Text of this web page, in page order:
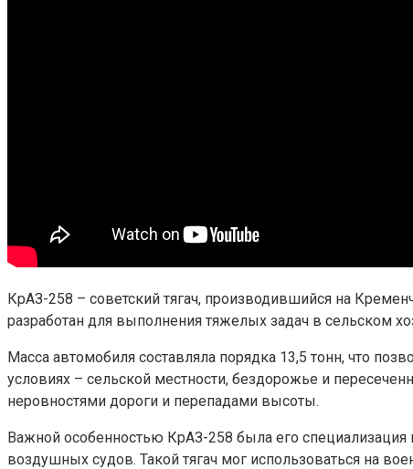
КрАЗ-258 – советский тягач, производившийся на
разработан для выполнения тяжелых задач в сельском
Масса автомобиля составляла порядка 13,5 тонн, что
условиях – сельской местности, бездорожье и
неровностями дороги и перепадами высоты.
Важной особенностью КрАЗ-258 была его
воздушных судов. Такой тягач мог использоваться на